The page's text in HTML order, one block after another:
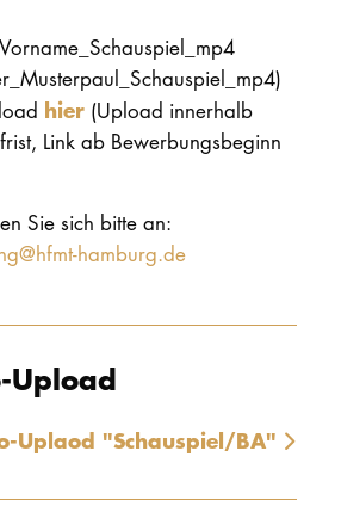
hier(Upload innerhalb
Link ab Bewerbungsbeginn
Sie sich bitte an:
hamburg.de
Upload
Uplaod "Schauspiel/BA"